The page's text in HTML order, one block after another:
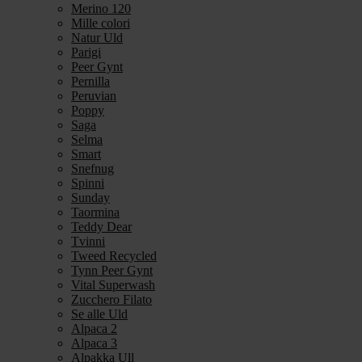
Merino 120
Mille colori
Natur Uld
Parigi
Peer Gynt
Pernilla
Peruvian
Poppy
Saga
Selma
Smart
Snefnug
Spinni
Sunday
Taormina
Teddy Dear
Tvinni
Tweed Recycled
Tynn Peer Gynt
Vital Superwash
Zucchero Filato
Se alle Uld
Alpaca 2
Alpaca 3
Alpakka Ull